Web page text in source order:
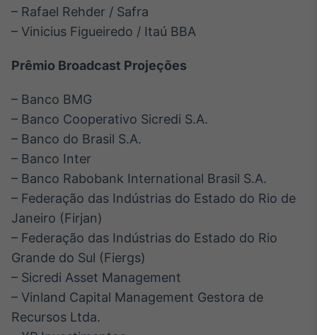
– Rafael Rehder / Safra
– Vinicius Figueiredo / Itaú BBA
Prêmio Broadcast Projeções
– Banco BMG
– Banco Cooperativo Sicredi S.A.
– Banco do Brasil S.A.
– Banco Inter
– Banco Rabobank International Brasil S.A.
– Federação das Indústrias do Estado do Rio de
Janeiro (Firjan)
– Federação das Indústrias do Estado do Rio
Grande do Sul (Fiergs)
– Sicredi Asset Management
– Vinland Capital Management Gestora de
Recursos Ltda.